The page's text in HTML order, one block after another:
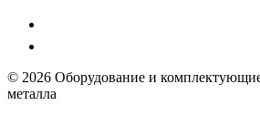
© 2026 Оборудование и
металла